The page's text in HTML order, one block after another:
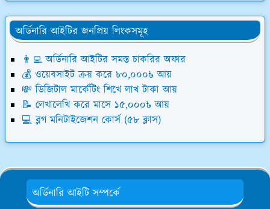
অর্ডিনারি আইটির জনপ্রিয় লিংকসমূহ
👨‍💻 অর্ডিনারি আইটির সমস্ত চাকরির অফার
💰 ওয়েবসাইট ক্রয় করে ৮০,০০০৳ আয়
💸 ডিজিটাল মার্কেটিং শিখে লাখ টাকা আয়
📝 লেখালেখি করে মাসে ১৫,০০০৳ আয়
💻 ব্লগ মনিটাইজেশন কোর্স (৫৮ ক্লাস)
অর্ডিনারি আইটি সম্পর্কে